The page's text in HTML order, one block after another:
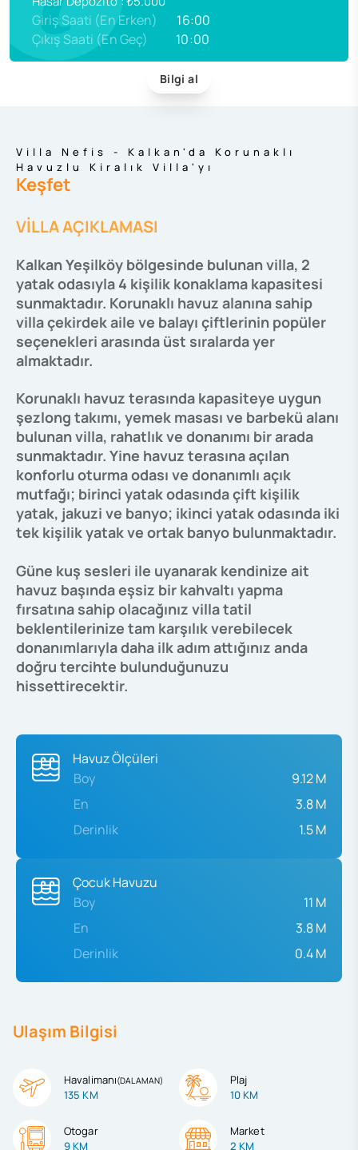
Giriş Saati (En Erken)
16:00
Çıkış Saati (En Geç)
10:00
Bilgi al
Villa Nefis - Kalkan'da Korunaklı
Havuzlu Kiralık Villa'yı
Keşfet
VİLLA AÇIKLAMASI
Kalkan Yeşilköy bölgesinde bulunan villa, 2
yatak odasıyla 4 kişilik konaklama kapasitesi
sunmaktadır. Korunaklı havuz alanına sahip
villa çekirdek aile ve balayı çiftlerinin popüler
seçenekleri arasında üst sıralarda yer
almaktadır.
Korunaklı havuz terasında kapasiteye uygun
şezlong takımı, yemek masası ve barbekü alanı
bulunan villa, rahatlık ve donanımı bir arada
sunmaktadır. Yine havuz terasına açılan
konforlu oturma odası ve donanımlı açık
mutfağı; birinci yatak odasında çift kişilik
yatak, jakuzi ve banyo; ikinci yatak odasında iki
tek kişilik yatak ve ortak banyo bulunmaktadır.
Güne kuş sesleri ile uyanarak kendinize ait
havuz başında eşsiz bir kahvaltı yapma
fırsatına sahip olacağınız villa tatil
beklentilerinize tam karşılık verebilecek
donanımlarıyla daha ilk adım attığınız anda
doğru tercihte bulunduğunuzu
hissettirecektir.
Havuz Ölçüleri
Boy
9.12 M
En
3.8 M
Derinlik
1.5 M
Çocuk Havuzu
Boy
11 M
En
3.8 M
Derinlik
0.4 M
Ulaşım Bilgisi
Havalimanı(DALAMAN)
135 KM
Plaj
10 KM
Otogar
9 KM
Market
2 KM